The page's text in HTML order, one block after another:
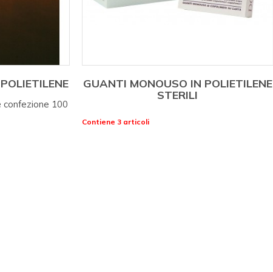
confezione 100
GUANTI MONOUSO IN POLIETILENE
STERILI
Contiene 3 articoli